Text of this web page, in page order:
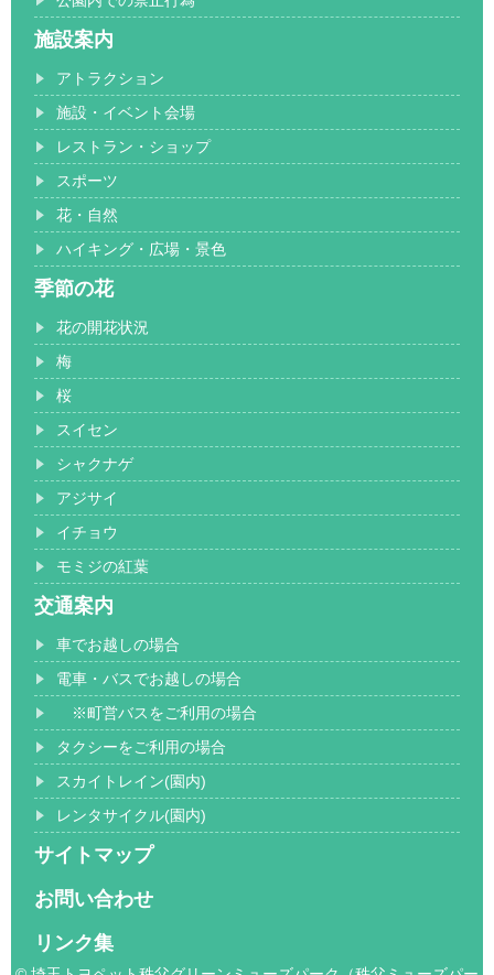
施設案内
アトラクション
施設・イベント会場
レストラン・ショップ
スポーツ
花・自然
ハイキング・広場・景色
季節の花
花の開花状況
梅
桜
スイセン
シャクナゲ
アジサイ
イチョウ
モミジの紅葉
交通案内
車でお越しの場合
電車・バスでお越しの場合
※町営バスをご利用の場合
タクシーをご利用の場合
スカイトレイン(園内)
レンタサイクル(園内)
サイトマップ
お問い合わせ
リンク集